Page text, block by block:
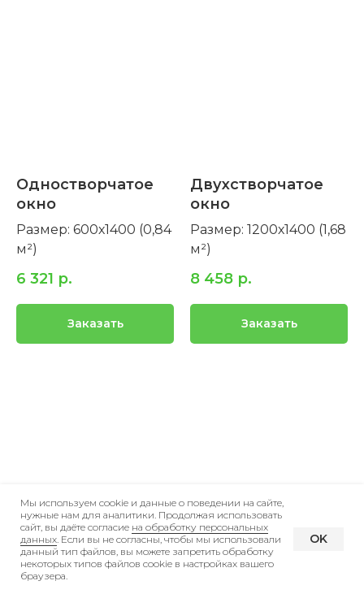
Одностворчатое
окно
Размер: 600х1400 (0,84
м²)
6 321 р.
Заказать
Двухстворчатое
окно
Размер: 1200х1400 (1,68
м²)
8 458 р.
Заказать
Трехстворчатое
окно
Размер: 1600х1400
Балконный блок
Размер: 1200х2200
(2,64 м²)
Мы используем cookie и данные о поведении на сайте,
нужные нам для аналитики. Продолжая использовать
сайт, вы даёте согласие на обработку персональных
данных. Если вы не согласны, чтобы мы использовали
данный тип файлов, вы можете запретить обработку
некоторых типов файлов cookie в настройках вашего
браузера.
OK